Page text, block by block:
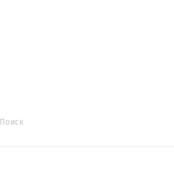
Поиск